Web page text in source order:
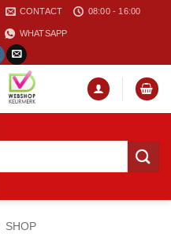
CONTACT 08:00 - 16:00
WHATSAPP
SHOP